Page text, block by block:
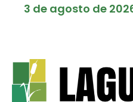
3 de agosto de